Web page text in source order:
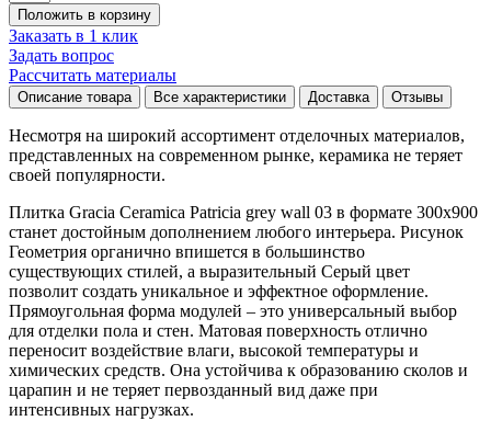
Положить в корзину
Заказать в 1 клик
Задать вопрос
Рассчитать материалы
Описание товара Все характеристики Доставка Отзывы
Несмотря на широкий ассортимент отделочных материалов,
представленных на современном рынке, керамика не теряет
своей популярности.
Плитка Gracia Ceramica Patricia grey wall 03 в формате 300x900
станет достойным дополнением любого интерьера. Рисунок
Геометрия органично впишется в большинство
существующих стилей, а выразительный Серый цвет
позволит создать уникальное и эффектное оформление.
Прямоугольная форма модулей – это универсальный выбор
для отделки пола и стен. Матовая поверхность отлично
переносит воздействие влаги, высокой температуры и
химических средств. Она устойчива к образованию сколов и
царапин и не теряет первозданный вид даже при
интенсивных нагрузках.